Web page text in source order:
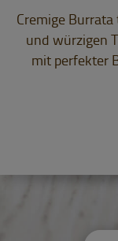
Cremige
und würzigen
mit perfekter